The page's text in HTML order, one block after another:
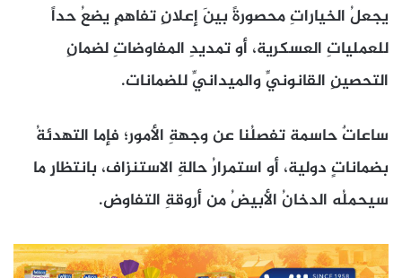
يجعلُ الخياراتِ محصورةً بينَ إعلانِ تفاهمٍ يضعُ حداً
للعملياتِ العسكرية، أو تمديدِ المفاوضاتِ لضمانِ
التحصينِ القانونيِّ والميدانيِّ للضمانات.
ساعاتٌ حاسمة تفصلُنا عن وجهةِ الأمور؛ فإما التهدئةُ
بضماناتٍ دولية، أو استمرارُ حالةِ الاستنزاف، بانتظارِ ما
سيحملُه الدخانُ الأبيضُ من أروقةِ التفاوض.